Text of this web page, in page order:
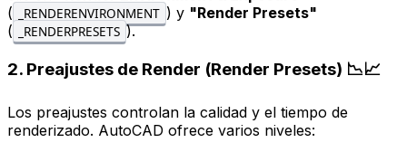
(
_RENDERENVIRONMENT ) y "Render Presets"
(
_RENDERPRESETS ).
2. Preajustes de Render (Render Presets) 📉📈
Los preajustes controlan la calidad y el tiempo de
renderizado. AutoCAD ofrece varios niveles: